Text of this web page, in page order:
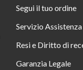
Segui il tuo ordine
Servizio Assistenza
Resi e Diritto di
Garanzia Legale